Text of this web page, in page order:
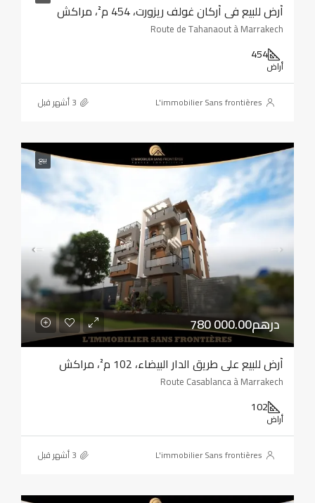
أرض للبيع في أركان غولف ريزورت، 454 م²، مراكش
Route de Tahanaout à Marrakech
454
أراض
L'immobilier Sans frontières
بيع
780 000.00درهم
أرض للبيع على طريق الدار البيضاء، 102 م²، مراكش
Route Casablanca à Marrakech
102
أراض
L'immobilier Sans frontières